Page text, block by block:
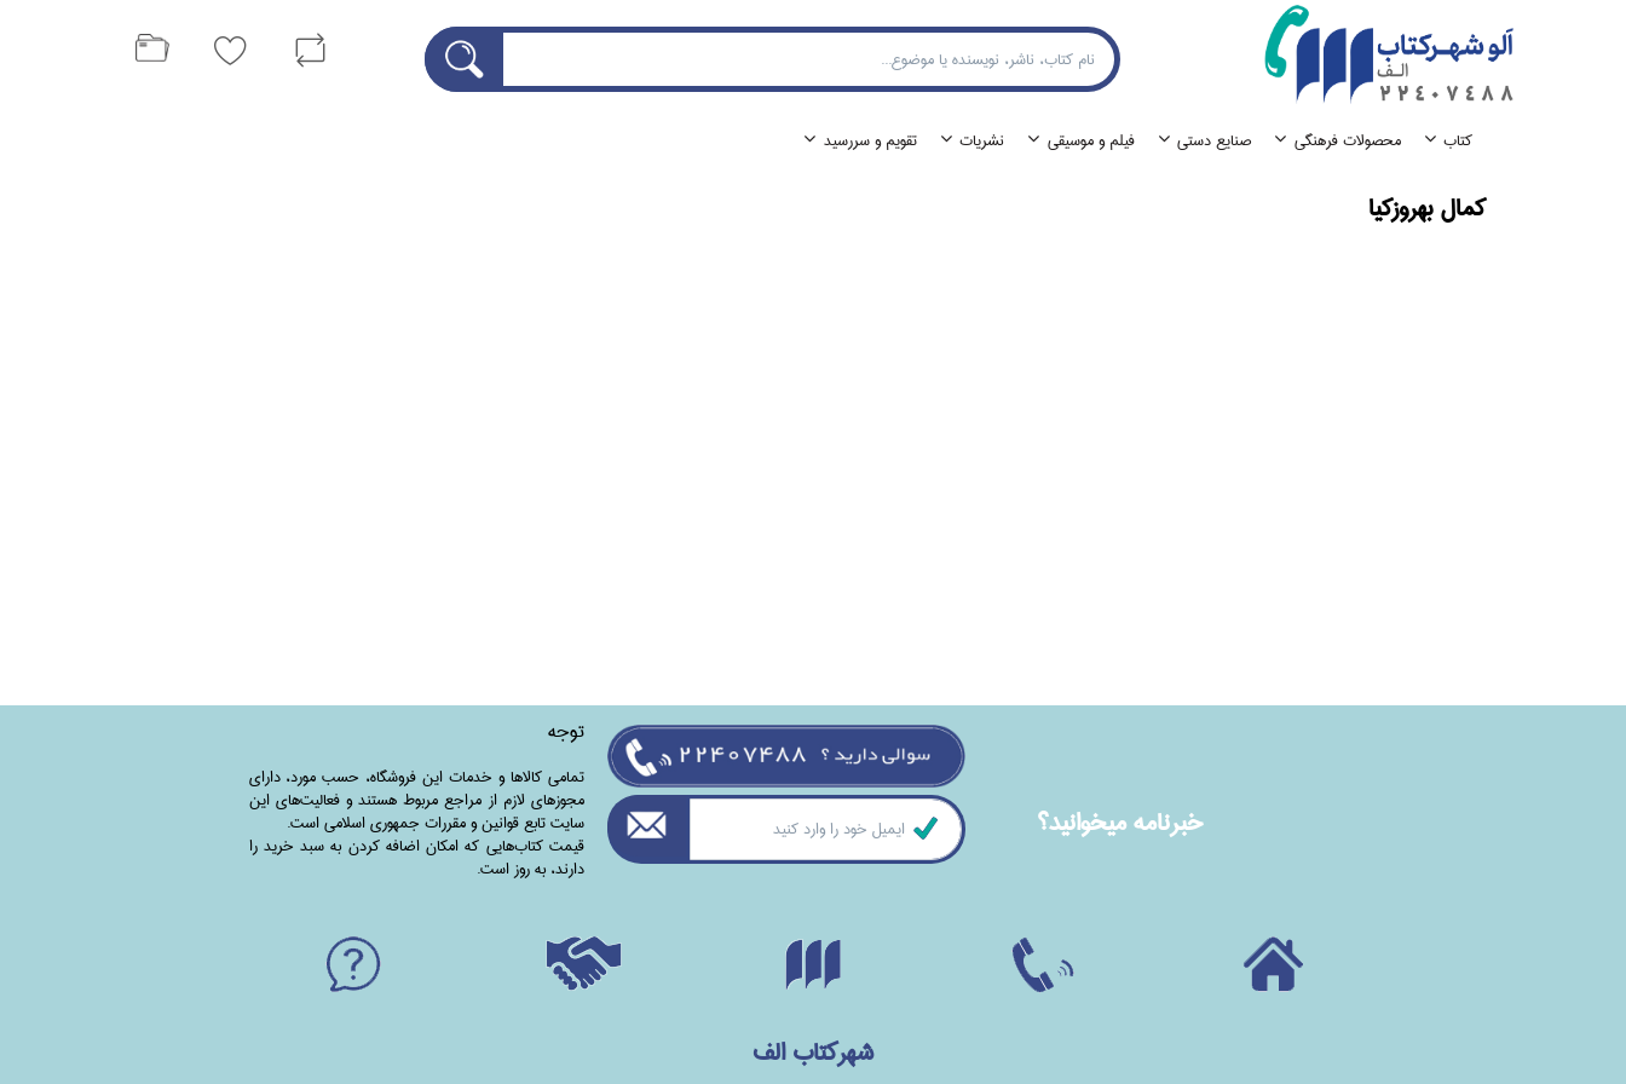
كتاب محصولات فرهنگي صنايع دستي فيلم و موسيقي نشريات تقويم و سررسيد
كمال بهروز‌كيا
خبرنامه ميخوانيد؟
توجه
تمامی‌ کالاها و خدمات این فروشگاه، حسب مورد،‌ دارای
مجوزهای لازم از مراجع مربوط هستند ‌و‌‌ فعالیت‌های این
سایت تابع قوانین و مقررات جمهوری اسلامی است.
قیمت کتاب‌هایی که امکان اضافه کردن به سبد خرید را
دارند،‌ به روز است.
شهرکتاب الف